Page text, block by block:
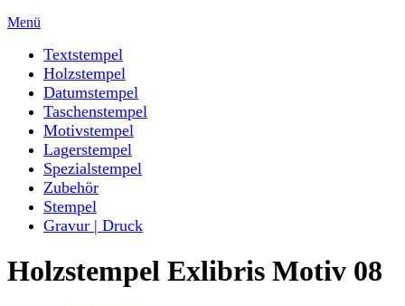
Menü
Textstempel
Holzstempel
Datumstempel
Taschenstempel
Motivstempel
Lagerstempel
Spezialstempel
Zubehör
Stempel
Gravur | Druck
Holzstempel Exlibris Motiv 08